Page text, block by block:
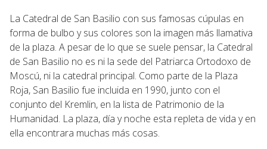
La Catedral de San Basilio con sus famosas cúpulas en
forma de bulbo y sus colores son la imagen más llamativa
de la plaza. A pesar de lo que se suele pensar, la Catedral
de San Basilio no es ni la sede del Patriarca Ortodoxo de
Moscú, ni la catedral principal. Como parte de la Plaza
Roja, San Basilio fue incluida en 1990, junto con el
conjunto del Kremlin, en la lista de Patrimonio de la
Humanidad. La plaza, día y noche esta repleta de vida y en
ella encontrara muchas más cosas.